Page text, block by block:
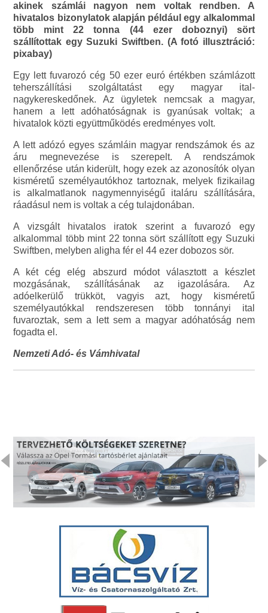
akinek számlái nagyon nem voltak rendben. A
hivatalos bizonylatok alapján például egy alkalommal
több mint 22 tonna (44 ezer doboznyi) sört
szállítottak egy Suzuki Swiftben. (A fotó illusztráció:
pixabay)
Egy lett fuvarozó cég 50 ezer euró értékben számlázott
teherszállítási szolgáltatást egy magyar ital-
nagykereskedőnek. Az ügyletek nemcsak a magyar,
hanem a lett adóhatóságnak is gyanúsak voltak; a
hivatalok közti együttműködés eredményes volt.
A lett adózó egyes számláin magyar rendszámok és az
áru megnevezése is szerepelt. A rendszámok
ellenőrzése után kiderült, hogy ezek az azonosítók olyan
kisméretű személyautókhoz tartoznak, melyek fizikailag
is alkalmatlanok nagymennyiségű italáru szállítására,
ráadásul nem is voltak a cég tulajdonában.
A vizsgált hivatalos iratok szerint a fuvarozó egy
alkalommal több mint 22 tonna sört szállított egy Suzuki
Swiftben, melyben aligha fér el 44 ezer dobozos sör.
A két cég elég abszurd módot választott a készlet
mozgásának, szállításának az igazolására. Az
adóelkerülő trükköt, vagyis azt, hogy kisméretű
személyautókkal rendszeresen több tonnányi ital
fuvaroztak, sem a lett sem a magyar adóhatóság nem
fogadta el.
Nemzeti Adó- és Vámhivatal